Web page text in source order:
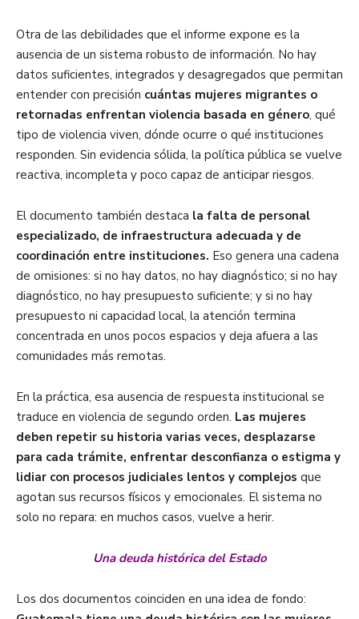
Otra de las debilidades que el informe expone es la
ausencia de un sistema robusto de información. No hay
datos suficientes, integrados y desagregados que permitan
entender con precisión cuántas mujeres migrantes o
retornadas enfrentan violencia basada en género, qué
tipo de violencia viven, dónde ocurre o qué instituciones
responden. Sin evidencia sólida, la política pública se vuelve
reactiva, incompleta y poco capaz de anticipar riesgos.
El documento también destaca la falta de personal
especializado, de infraestructura adecuada y de
coordinación entre instituciones. Eso genera una cadena
de omisiones: si no hay datos, no hay diagnóstico; si no hay
diagnóstico, no hay presupuesto suficiente; y si no hay
presupuesto ni capacidad local, la atención termina
concentrada en unos pocos espacios y deja afuera a las
comunidades más remotas.
En la práctica, esa ausencia de respuesta institucional se
traduce en violencia de segundo orden. Las mujeres
deben repetir su historia varias veces, desplazarse
para cada trámite, enfrentar desconfianza o estigma y
lidiar con procesos judiciales lentos y complejos que
agotan sus recursos físicos y emocionales. El sistema no
solo no repara: en muchos casos, vuelve a herir.
Una deuda histórica del Estado
Los dos documentos coinciden en una idea de fondo: